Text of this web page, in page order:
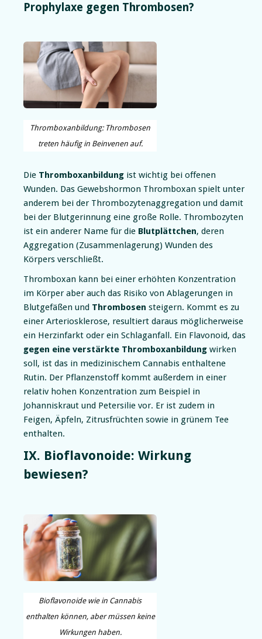
Prophylaxe gegen Thrombosen?
Thromboxanbildung: Thrombosen
treten häufig in Beinvenen auf.
Die Thromboxanbildung ist wichtig bei offenen
Wunden. Das Gewebshormon Thromboxan spielt unter
anderem bei der Thrombozytenaggregation und damit
bei der Blutgerinnung eine große Rolle. Thrombozyten
ist ein anderer Name für die Blutplättchen, deren
Aggregation (Zusammenlagerung) Wunden des
Körpers verschließt.
Thromboxan kann bei einer erhöhten Konzentration
im Körper aber auch das Risiko von Ablagerungen in
Blutgefäßen und Thrombosen steigern. Kommt es zu
einer Arteriosklerose, resultiert daraus möglicherweise
ein Herzinfarkt oder ein Schlaganfall. Ein Flavonoid, das
gegen eine verstärkte Thromboxanbildung wirken
soll, ist das in medizinischem Cannabis enthaltene
Rutin. Der Pflanzenstoff kommt außerdem in einer
relativ hohen Konzentration zum Beispiel in
Johanniskraut und Petersilie vor. Er ist zudem in
Feigen, Äpfeln, Zitrusfrüchten sowie in grünem Tee
enthalten.
IX. Bioflavonoide: Wirkung
bewiesen?
Bioflavonoide wie in Cannabis
enthalten können, aber müssen keine
Wirkungen haben.